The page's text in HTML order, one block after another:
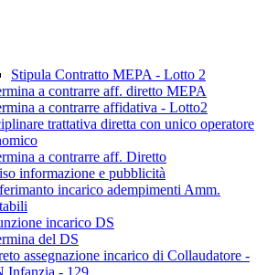
Stipula Contratto MEPA - Lotto 2
a contrarre aff. diretto MEPA
a contrarre affidativa - Lotto2
trattativa diretta con unico operatore
a contrarre aff. Diretto
informazione e pubblicità
incarico adempimenti Amm.
incarico DS
del DS
assegnazione incarico di Collaudatore -